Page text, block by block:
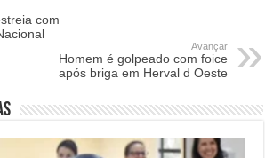
com
Avançar
Homem é golpeado com foice
após briga em Herval d Oeste